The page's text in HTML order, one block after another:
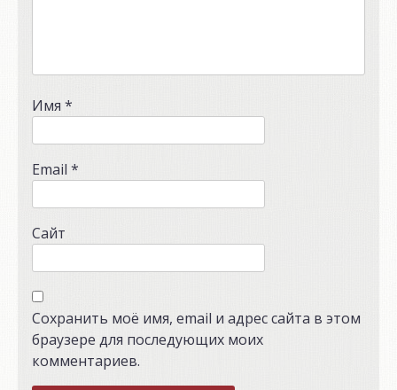
Имя *
Email *
Сайт
Сохранить моё имя, email и адрес сайта в этом
браузере для последующих моих
комментариев.